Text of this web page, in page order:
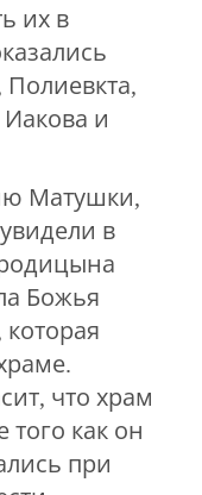
их в
Полиевкта,
и
Матушки,
в
Божья
что храм
того как он
при